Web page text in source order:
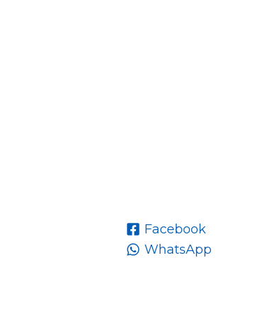
Facebook
WhatsApp